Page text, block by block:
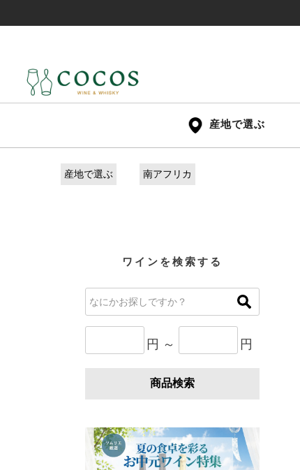
産地で選ぶ
産地で選ぶ 南アフリカ
ワインを検索する
円 ～ 円
商品検索